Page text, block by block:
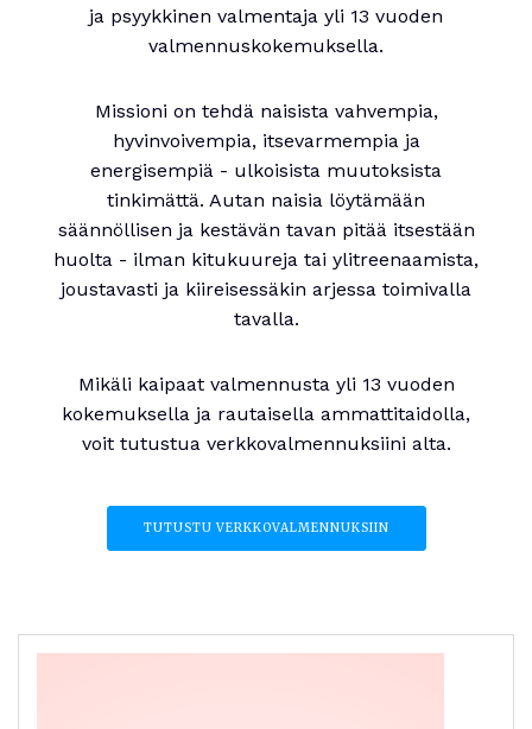
ja psyykkinen valmentaja yli 13 vuoden
valmennuskokemuksella.
Missioni on tehdä naisista vahvempia,
hyvinvoivempia, itsevarmempia ja
energisempiä - ulkoisista muutoksista
tinkimättä. Autan naisia löytämään
säännöllisen ja kestävän tavan pitää itsestään
huolta - ilman kitukuureja tai ylitreenaamista,
joustavasti ja kiireisessäkin arjessa toimivalla
tavalla.
Mikäli kaipaat valmennusta yli 13 vuoden
kokemuksella ja rautaisella ammattitaidolla,
voit tutustua verkkovalmennuksiini alta.
TUTUSTU VERKKOVALMENNUKSIIN